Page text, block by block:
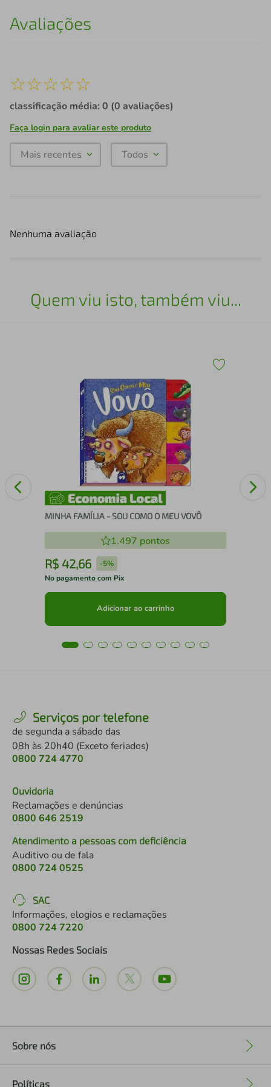
Avaliações
☆☆☆☆☆
classificação média: 0 (0 avaliações)
Faça login para avaliar este produto
Mais recentes Todos
Nenhuma avaliação
Quem viu isto, também viu...
MINHA FAMÍLIA - SOU COMO O MEU VOVÔ
1.497 pontos
R$ 42,66 -5%
No pagamento com Pix
Adicionar ao carrinho
Serviços por telefone
de segunda a sábado das
08h às 20h40 (Exceto feriados)
0800 724 4770
Ouvidoria
Reclamações e denúncias
0800 646 2519
Atendimento a pessoas com deficiência
Auditivo ou de fala
0800 724 0525
SAC
Informações, elogios e reclamações
0800 724 7220
Nossas Redes Sociais
Sobre nós
Políticas